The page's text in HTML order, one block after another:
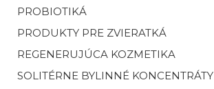
PROBIOTIKÁ
PRODUKTY PRE ZVIERATKÁ
REGENERUJÚCA KOZMETIKA
SOLITÉRNE BYLINNÉ KONCENTRÁTY